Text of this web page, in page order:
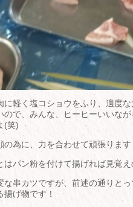
に軽く塩コショウをふり、適度
ので、みんな、ヒーヒーいいな
(笑)
為に、力を合わせて頑張ります
はパン粉を付けて揚げれば見覚
な串カツですが、前述の通りと
げ物です！